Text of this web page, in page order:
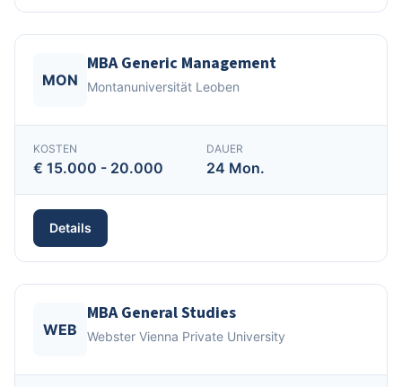
MON
MBA Generic Management
Montanuniversität Leoben
KOSTEN
€ 15.000 - 20.000
DAUER
24 Mon.
Details
WEB
MBA General Studies
Webster Vienna Private University